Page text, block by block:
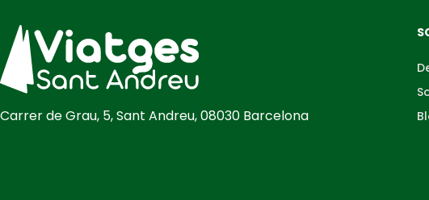
Carrer de Grau, 5, Sant Andreu, 08030 Barcelona